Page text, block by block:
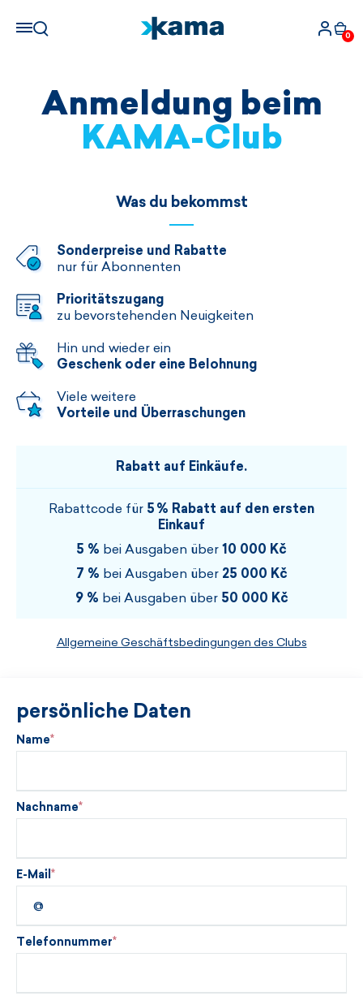
0
Anmeldung beim
KAMA-Club
Was du bekommst
Sonderpreise und Rabatte
nur für Abonnenten
Prioritätszugang
zu bevorstehenden Neuigkeiten
Hin und wieder ein
Geschenk oder eine Belohnung
Viele weitere
Vorteile und Überraschungen
Rabatt auf Einkäufe.
Rabattcode für 5 % Rabatt auf den ersten
Einkauf
5 % bei Ausgaben über 10 000 Kč
7 % bei Ausgaben über 25 000 Kč
9 % bei Ausgaben über 50 000 Kč
Allgemeine Geschäftsbedingungen des Clubs
persönliche Daten
Name
Nachname
E-Mail
Telefonnummer